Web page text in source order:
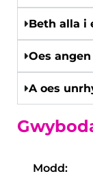
Beth alla i
Oes
A oes
Modd: